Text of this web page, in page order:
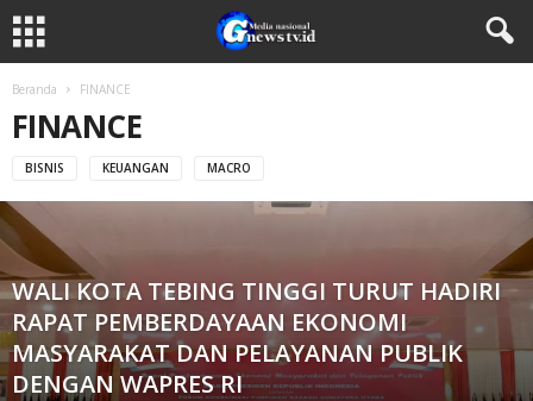
Beranda FINANCE
FINANCE
BISNIS KEUANGAN MACRO
WALI KOTA TEBING TINGGI TURUT HADIRI
RAPAT PEMBERDAYAAN EKONOMI
MASYARAKAT DAN PELAYANAN PUBLIK
DENGAN WAPRES RI